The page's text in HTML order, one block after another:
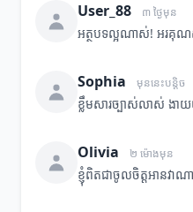
User_88 ៣ ថ្ងៃមុន
អត្ថបទល្អណាស់! អរគុណ
Sophia មុននេះបន្តិច
ខ្លឹមសារច្បាស់លាស់
Olivia ២ ម៉ោងមុន
ខ្ញុំពិតជាចូលចិត្តអានវា